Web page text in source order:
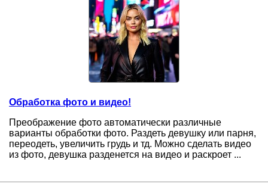
Обработка фото и видео!
Преображение фото автоматически различные
варианты обработки фото. Раздеть девушку или парня,
переодеть, увеличить грудь и тд. Можно сделать видео
из фото, девушка разденется на видео и раскроет ...